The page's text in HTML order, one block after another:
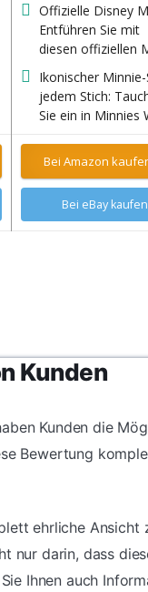
Offizielle Disney
Entführen Sie mit
diesen offiziellen
eine Welt voller
Träume! Perfekt
Ihre kleine Disney-
Begeisterte,
diese 'Minnie-
schlafanzug
jeder
einen Hauch von
Ikonischer Minnie-
jedem Stich:
Sie ein in Minnies
niedlichen rot-
Schlafanzug, die
Mädchen lieben
gleichermaßen.
Bei Amazon
Bei eBay
Kunden
Kunden die
Bewertung
ehrliche
nur darin, dass
Ihnen auch